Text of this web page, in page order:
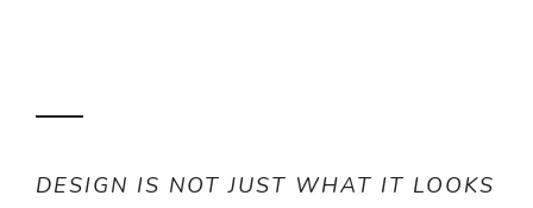
DESIGN IS NOT JUST WHAT IT LOOKS